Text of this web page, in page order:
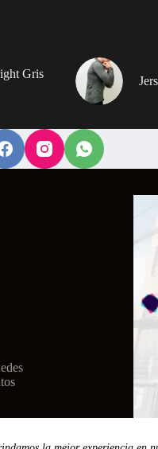
pueden
elegir
en
página
de
producto
Gris